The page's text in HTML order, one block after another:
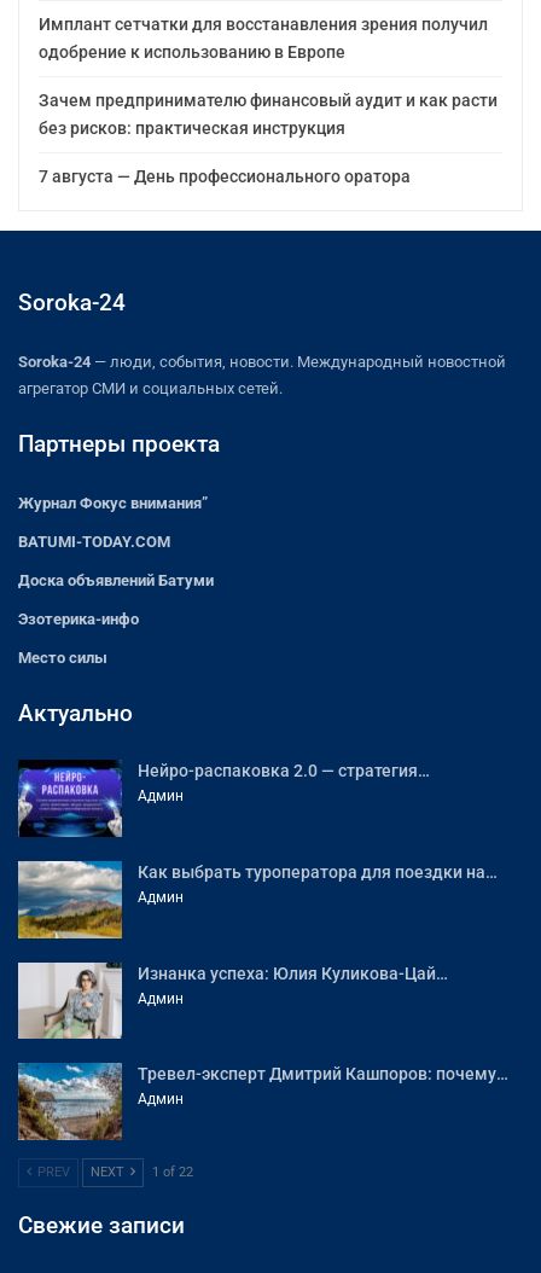
Имплант сетчатки для восстанавления зрения получил
одобрение к использованию в Европе
Зачем предпринимателю финансовый аудит и как расти
без рисков: практическая инструкция
7 августа — День профессионального оратора
Soroka-24
Soroka-24 — люди, события, новости. Международный новостной
агрегатор СМИ и социальных сетей.
Партнеры проекта
Журнал Фокус внимания”
BATUMI-TODAY.COM
Доска объявлений Батуми
Эзотерика-инфо
Место силы
Актуально
Нейро-распаковка 2.0 — стратегия…
Админ
Как выбрать туроператора для поездки на…
Админ
Изнанка успеха: Юлия Куликова-Цай…
Админ
Тревел-эксперт Дмитрий Кашпоров: почему…
Админ
PREV NEXT 1 of 22
Свежие записи